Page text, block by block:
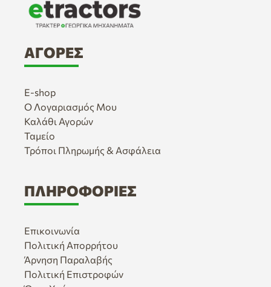
ΑΓΟΡΈΣ
E-shop
Ο Λογαριασμός Μου
Καλάθι Αγορών
Ταμείο
Τρόποι Πληρωμής & Ασφάλεια
ΠΛΗΡΟΦΟΡΊΕΣ
Επικοινωνία
Πολιτική Απορρήτου
Άρνηση Παραλαβής
Πολιτική Επιστροφών